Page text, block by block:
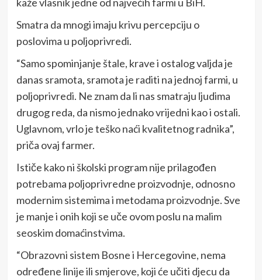
Smatra da mnogi imaju krivu percepciju o
poslovima u poljoprivredi.
“Samo spominjanje štale, krave i ostalog valjda je
danas sramota, sramota je raditi na jednoj farmi, u
poljoprivredi. Ne znam da li nas smatraju ljudima
drugog reda, da nismo jednako vrijedni kao i ostali.
Uglavnom, vrlo je teško naći kvalitetnog radnika”,
priča ovaj farmer.
Ističe kako ni školski program nije prilagođen
potrebama poljoprivredne proizvodnje, odnosno
modernim sistemima i metodama proizvodnje. Sve
je manje i onih koji se uče ovom poslu na malim
seoskim domaćinstvima.
“Obrazovni sistem Bosne i Hercegovine, nema
određene linije ili smjerove, koji će učiti djecu da